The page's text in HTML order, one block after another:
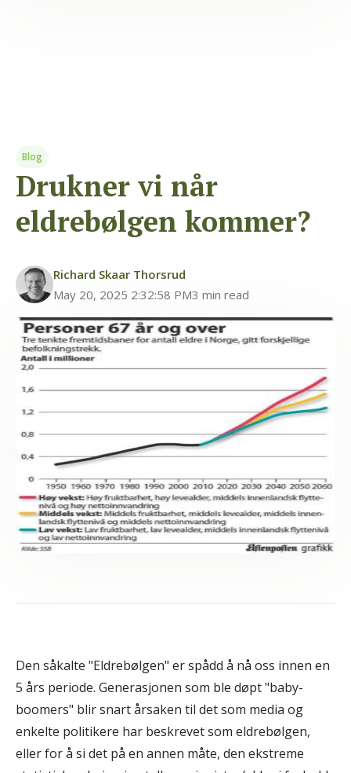
Blog
Drukner vi når
eldrebølgen kommer?
Richard Skaar Thorsrud
May 20, 2025 2:32:58 PM3 min read
Den såkalte "Eldrebølgen" er spådd å nå oss innen en
5 års periode. Generasjonen som ble døpt "baby-
boomers" blir snart årsaken til det som media og
enkelte politikere har beskrevet som eldrebølgen,
eller for å si det på en annen måte, den ekstreme